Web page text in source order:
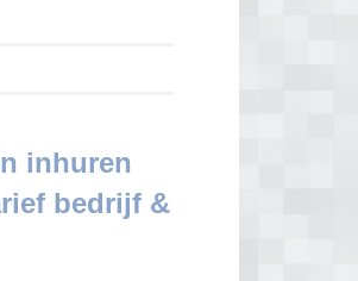
inhuren
bedrijf &